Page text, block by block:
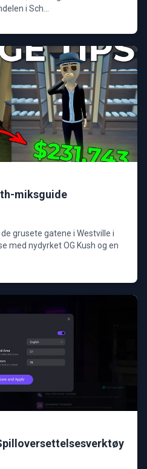
i Sch...
miksguide
grusete gatene i Westville i
med nydyrket OG Kush og en